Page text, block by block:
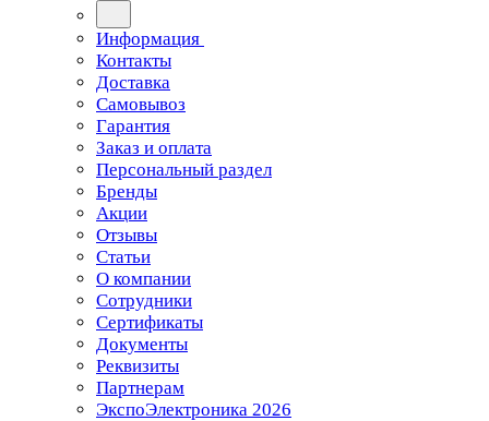
Информация
Контакты
Доставка
Самовывоз
Гарантия
Заказ и оплата
Персональный раздел
Бренды
Акции
Отзывы
Статьи
О компании
Сотрудники
Сертификаты
Документы
Реквизиты
Партнерам
ЭкспоЭлектроника 2026